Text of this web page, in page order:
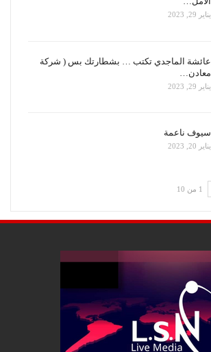
يناير 29, 2023
عائشة الماجدي تكتب … بشطارتك بس ( شركة
معادن…
يناير 29, 2023
سيوف ناعمة
يناير 20, 2023
1 من 10